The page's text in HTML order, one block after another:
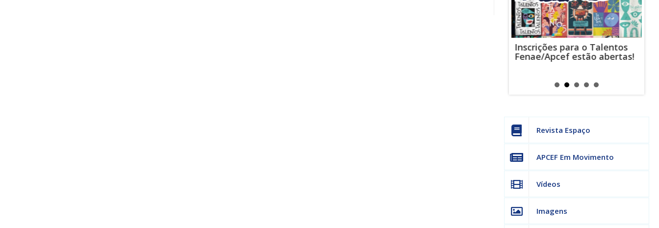
Inscrições para o Talentos
Fenae/Apcef estão abertas!
Revista Espaço
APCEF Em Movimento
Vídeos
Imagens